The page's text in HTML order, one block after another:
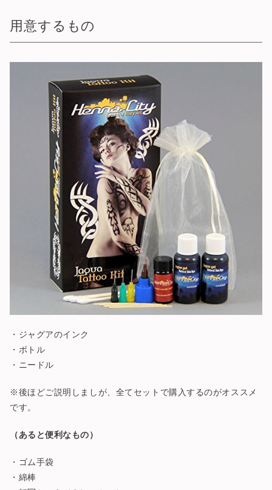
用意するもの
・ジャグアのインク
・ボトル
・ニードル
※後ほどご説明しましが、全てセットで購入するのがオススメ
です。
（あると便利なもの）
・ゴム手袋
・綿棒